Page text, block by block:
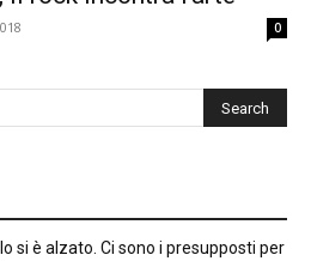
0
si è alzato. Ci sono i presupposti per